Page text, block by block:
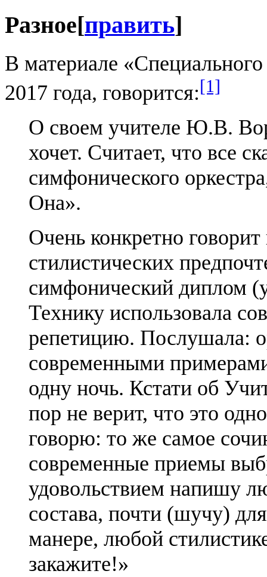
Разное[править]
В материале
2017 года, говорится:[1]
О своем учителе Ю.В.
хочет. Считает, что все
симфонического
Она».
Очень конкретно
стилистических
симфонический диплом
Технику использовала
репетицию. Послушала:
современными
одну ночь. Кстати об
пор не верит, что это
говорю: то же самое
современные приемы
удовольствием напишу
состава, почти (шучу)
манере, любой
закажите!»